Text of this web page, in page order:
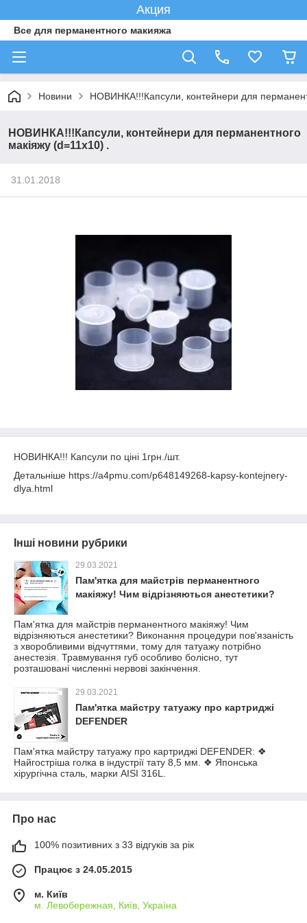
Акция
Все для перманентного макияжа
Новини НОВИНКА!!!Капсули, контейнери для
НОВИНКА!!!Капсули, контейнери для перманентного
макіяжу (d=11x10) .
31.01.2018
НОВИНКА!!! Капсули по ціні 1грн./шт.
Детальніше https://a4pmu.com/p648149268-kapsy-kontejnery-
dlya.html
Інші новини рубрики
29.03.2021
Пам'ятка для майстрів перманентного
макіяжу! Чим відрізняються анестетики?
Пам'ятка для майстрів перманентного макіяжу! Чим
відрізняються анестетики? Виконання процедури пов'язаність
з хворобливими відчуттями, тому для татуажу потрібно
анестезія. Травмування губ особливо болісно, тут
розташовані численні нервові закінчення.
29.03.2021
Пам'ятка майстру татуажу про картриджі
DEFENDER
Пам'ятка майстру татуажу про картриджі DEFENDER: ❖
Найгостріша голка в індустрії тату 8,5 мм. ❖ Японська
хірургічна сталь, марки AISI 316L.
Про нас
100% позитивних з 33 відгуків за рік
Працює з 24.05.2015
м. Київ
м. Левобережная, Київ, Україна